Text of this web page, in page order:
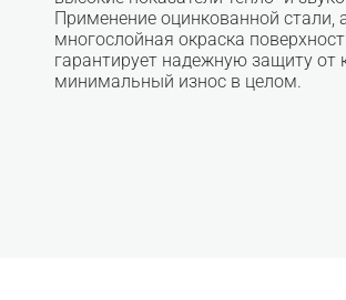
Применение оцинкованной стали,
многослойная окраска
гарантирует надежную защиту от
минимальный износ в целом.